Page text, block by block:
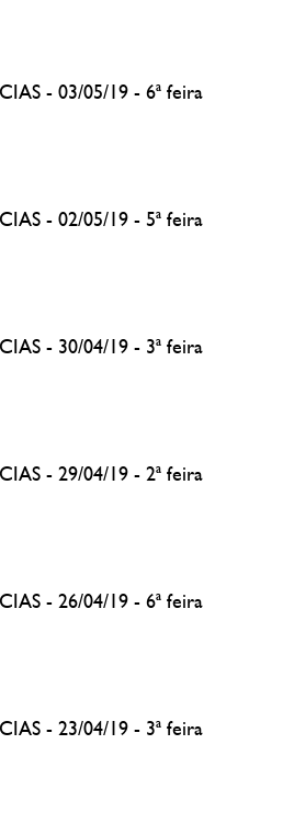
- 03/05/19 - 6ª feira
- 02/05/19 - 5ª feira
- 30/04/19 - 3ª feira
- 29/04/19 - 2ª feira
- 26/04/19 - 6ª feira
- 23/04/19 - 3ª feira